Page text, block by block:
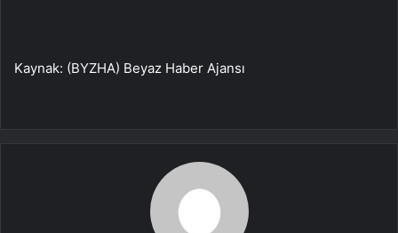
Kaynak: (BYZHA) Beyaz Haber Ajansı